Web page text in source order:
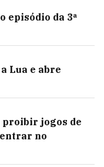
episódio da 3ª
Lua e abre
proibir jogos de
no